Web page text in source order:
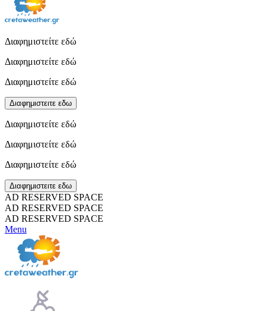
Διαφημιστείτε εδώ
Διαφημιστείτε εδώ
Διαφημιστείτε εδώ
Διαφημιστειτε εδω
Διαφημιστείτε εδώ
Διαφημιστείτε εδώ
Διαφημιστείτε εδώ
Διαφημιστειτε εδω
AD RESERVED SPACE
AD RESERVED SPACE
AD RESERVED SPACE
Menu